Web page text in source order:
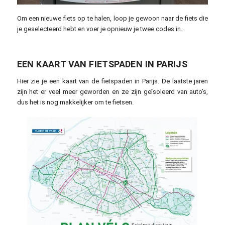
Om een nieuwe fiets op te halen, loop je gewoon naar de fiets die
je geselecteerd hebt en voer je opnieuw je twee codes in.
EEN KAART VAN FIETSPADEN IN PARIJS
Hier zie je een kaart van de fietspaden in Parijs. De laatste jaren
zijn het er veel meer geworden en ze zijn geïsoleerd van auto’s,
dus het is nog makkelijker om te fietsen.